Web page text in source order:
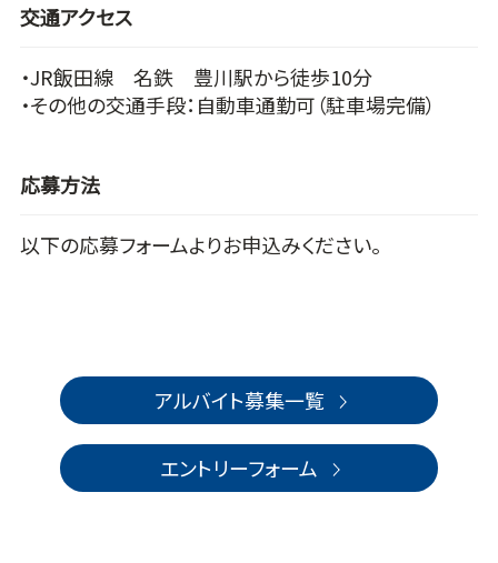
交通アクセス
・JR飯田線 名鉄 豊川駅から徒歩10分
・その他の交通手段：自動車通勤可（駐車場完備）
応募方法
以下の応募フォームよりお申込みください。
アルバイト募集一覧
エントリーフォーム